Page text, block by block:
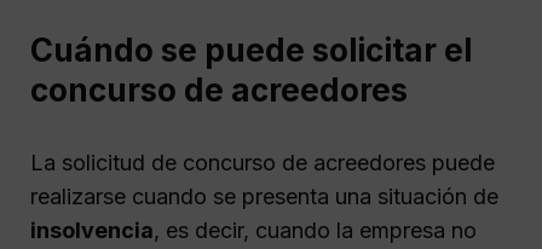
Cuándo se puede solicitar el
concurso de acreedores
La solicitud de concurso de acreedores puede
realizarse cuando se presenta una situación de
insolvencia, es decir, cuando la empresa no